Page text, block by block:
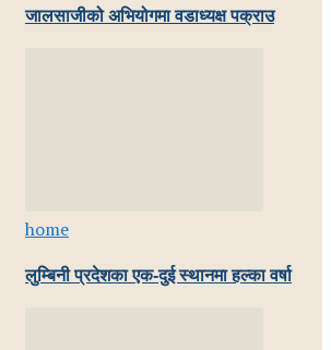
जालसाजीको अभियोगमा वडाध्यक्ष पक्राउ
home
लुम्बिनी प्रदेशका एक-दुई स्थानमा हल्का वर्षा